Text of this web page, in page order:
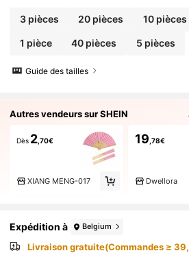
es de photographie
3 pièces 20 pièces 10 pièces
1 pièce 40 pièces 5 pièces
Guide des tailles
Autres vendeurs sur SHEIN
Dès 2,70€
XIANG MENG-017
19 ,78€
Dwellora
Expédition à Belgium
Livraison gratuite(Commandes ≥